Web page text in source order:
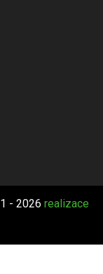
- 2026 realizace